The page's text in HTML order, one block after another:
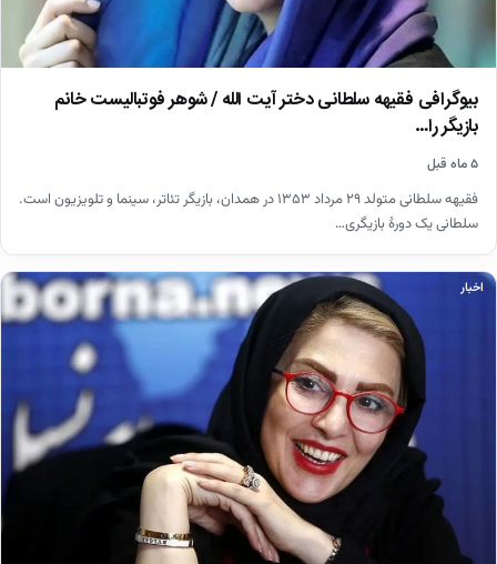
بیوگرافی فقیهه سلطانی دختر آیت الله / شوهر فوتبالیست خانم
بازیگر را…
۵ ماه قبل
فقیهه سلطانی متولد ۲۹ مرداد ۱۳۵۳ در همدان، بازیگر تئاتر، سینما و تلویزیون است.
سلطانی یک دورهٔ بازیگری…
اخبار